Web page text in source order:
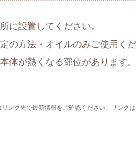
に設置してください。
の方法・オイルのみご使用くだ
体が熱くなる部位があります
ンク先で最新情報をご確認ください。リンク